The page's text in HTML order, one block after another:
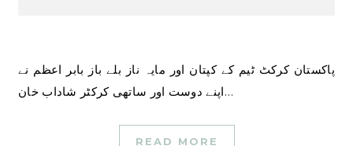
پاکستان کرکٹ ٹیم کے کپتان اور مایہ ناز بلے باز بابر اعظم نے
اپنے دوست اور ساتھی کرکٹر شاداب خان…
READ MORE